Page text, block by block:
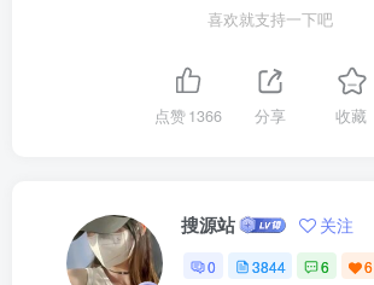
喜欢就支持一下吧
点赞1366 分享 收藏
搜源站 关注
0 3844 6 6